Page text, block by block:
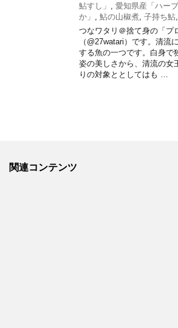
鮎すし」
愛知県産「ハーブ
か」
鮎の山椒煮 子持ち鮎
つなワタリ＠捨て身の「プ
（@27watari）です。清流
する魚の一つです。白身で
姿の美しさから、清流の女
りの対象ととしてはも …
関連コンテンツ